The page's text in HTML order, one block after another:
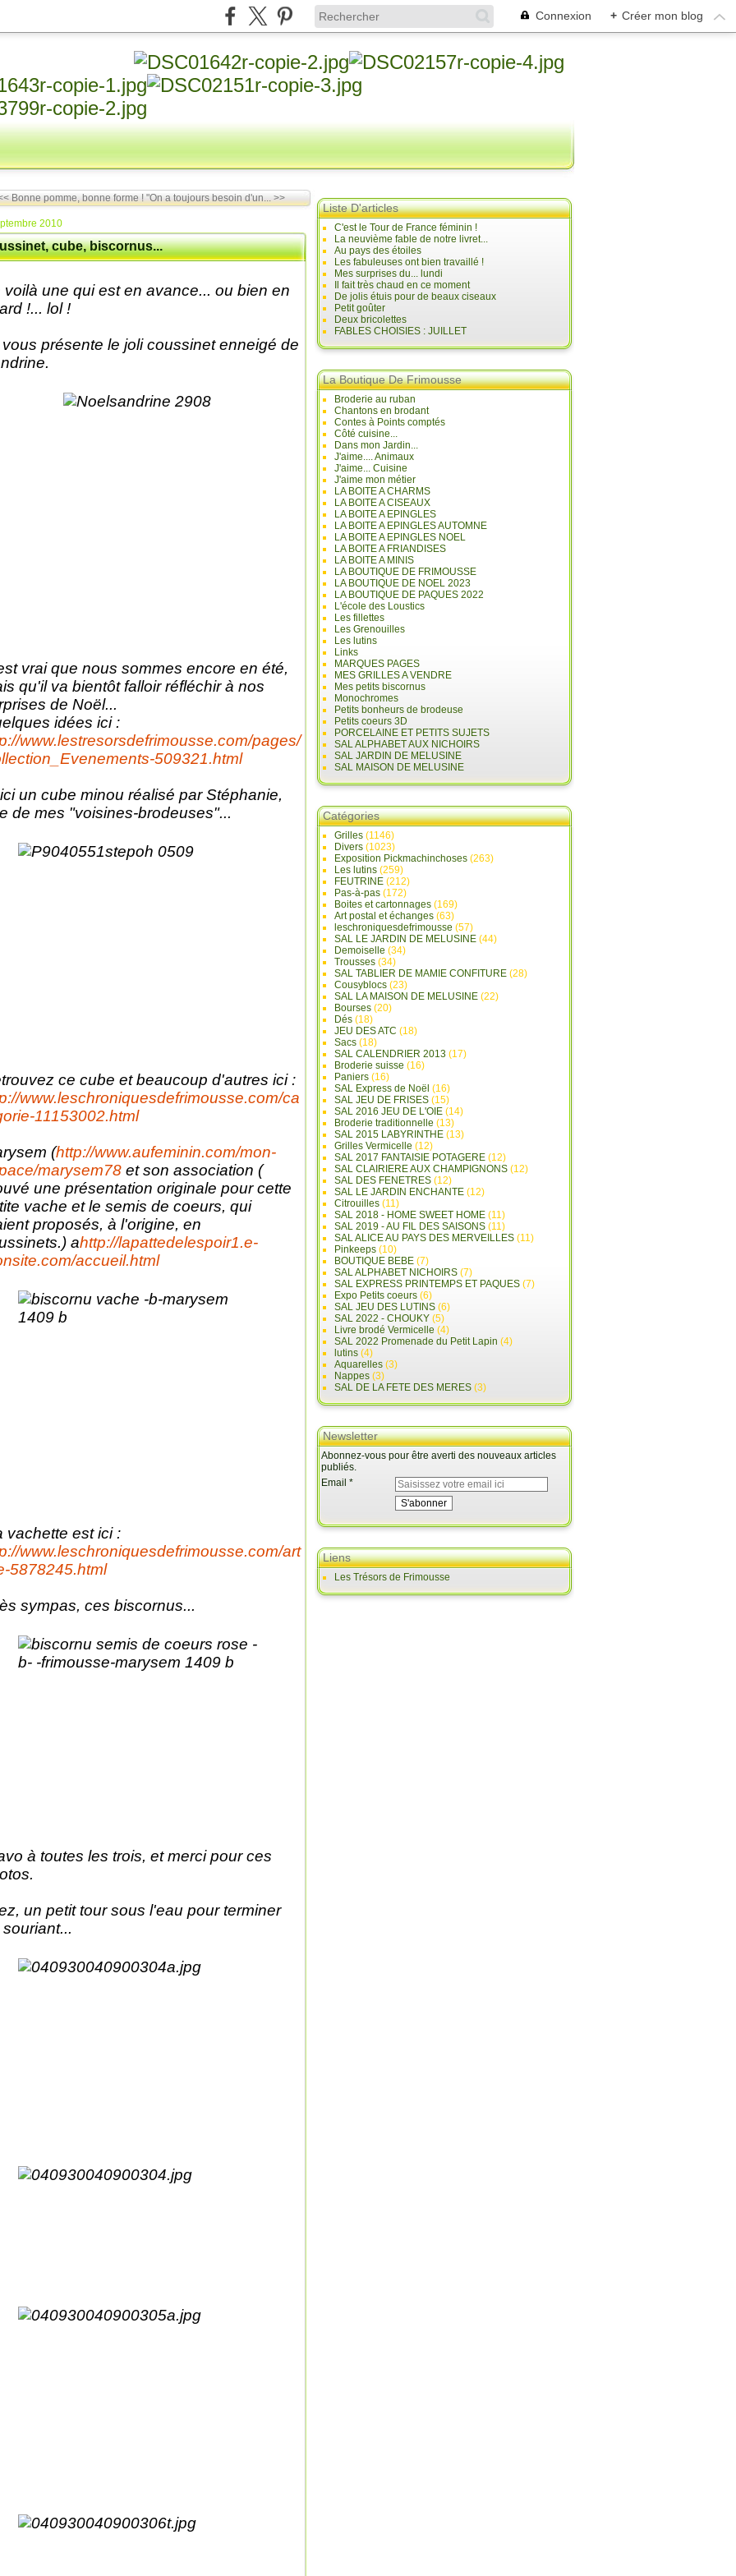
Connexion + Créer mon blog
Bonne pomme, bonne forme ! "On a toujours besoin d'un... >>
2010
cube, biscornus...
voilà une qui est en avance... ou bien en
!... lol !
présente le joli coussinet enneigé de
vrai que nous sommes encore en été,
qu'il va bientôt falloir réfléchir à nos
de Noël...
idées ici :
www.lestresorsdefrimousse.com/pages/
509321.html
un cube minou réalisé par Stéphanie,
de mes "voisines-brodeuses"...
ce cube et beaucoup d'autres ici :
www.leschroniquesdefrimousse.com/ca
11153002.html
(http://www.aufeminin.com/mon-
marysem78 et son association (
une présentation originale pour cette
vache et le semis de coeurs, qui
proposés, à l'origine, en
ahttp://lapattedelespoir1.e-
accueil.html
vachette est ici :
www.leschroniquesdefrimousse.com/art
5878245.html
sympas, ces biscornus...
à toutes les trois, et merci pour ces
un petit tour sous l'eau pour terminer
Liste D'articles
C'est le Tour de France féminin !
La neuvième fable de notre livret...
Au pays des étoiles
Les fabuleuses ont bien travaillé !
Mes surprises du... lundi
Il fait très chaud en ce moment
De jolis étuis pour de beaux ciseaux
Petit goûter
Deux bricolettes
FABLES CHOISIES : JUILLET
La Boutique De Frimousse
Broderie au ruban
Chantons en brodant
Contes à Points comptés
Côté cuisine...
Dans mon Jardin...
J'aime.... Animaux
J'aime... Cuisine
J'aime mon métier
LA BOITE A CHARMS
LA BOITE A CISEAUX
LA BOITE A EPINGLES
LA BOITE A EPINGLES AUTOMNE
LA BOITE A EPINGLES NOEL
LA BOITE A FRIANDISES
LA BOITE A MINIS
LA BOUTIQUE DE FRIMOUSSE
LA BOUTIQUE DE NOEL 2023
LA BOUTIQUE DE PAQUES 2022
L'école des Loustics
Les fillettes
Les Grenouilles
Les lutins
Links
MARQUES PAGES
MES GRILLES A VENDRE
Mes petits biscornus
Monochromes
Petits bonheurs de brodeuse
Petits coeurs 3D
PORCELAINE ET PETITS SUJETS
SAL ALPHABET AUX NICHOIRS
SAL JARDIN DE MELUSINE
SAL MAISON DE MELUSINE
Catégories
Grilles (1146)
Divers (1023)
Exposition Pickmachinchoses (263)
Les lutins (259)
FEUTRINE (212)
Pas-à-pas (172)
Boites et cartonnages (169)
Art postal et échanges (63)
leschroniquesdefrimousse (57)
SAL LE JARDIN DE MELUSINE (44)
Demoiselle (34)
Trousses (34)
SAL TABLIER DE MAMIE CONFITURE (28)
Cousyblocs (23)
SAL LA MAISON DE MELUSINE (22)
Bourses (20)
Dés (18)
JEU DES ATC (18)
Sacs (18)
SAL CALENDRIER 2013 (17)
Broderie suisse (16)
Paniers (16)
SAL Express de Noël (16)
SAL JEU DE FRISES (15)
SAL 2016 JEU DE L'OIE (14)
Broderie traditionnelle (13)
SAL 2015 LABYRINTHE (13)
Grilles Vermicelle (12)
SAL 2017 FANTAISIE POTAGERE (12)
SAL CLAIRIERE AUX CHAMPIGNONS (12)
SAL DES FENETRES (12)
SAL LE JARDIN ENCHANTE (12)
Citrouilles (11)
SAL 2018 - HOME SWEET HOME (11)
SAL 2019 - AU FIL DES SAISONS (11)
SAL ALICE AU PAYS DES MERVEILLES (11)
Pinkeeps (10)
BOUTIQUE BEBE (7)
SAL ALPHABET NICHOIRS (7)
SAL EXPRESS PRINTEMPS ET PAQUES (7)
Expo Petits coeurs (6)
SAL JEU DES LUTINS (6)
SAL 2022 - CHOUKY (5)
Livre brodé Vermicelle (4)
SAL 2022 Promenade du Petit Lapin (4)
lutins (4)
Aquarelles (3)
Nappes (3)
SAL DE LA FETE DES MERES (3)
Newsletter
Abonnez-vous pour être averti des nouveaux articles
publiés.
Email
Liens
Les Trésors de Frimousse